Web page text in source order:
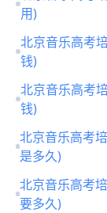
用)
北京音乐高考
钱)
北京音乐高考
钱)
北京音乐高考
是多久)
北京音乐高考
要多久)